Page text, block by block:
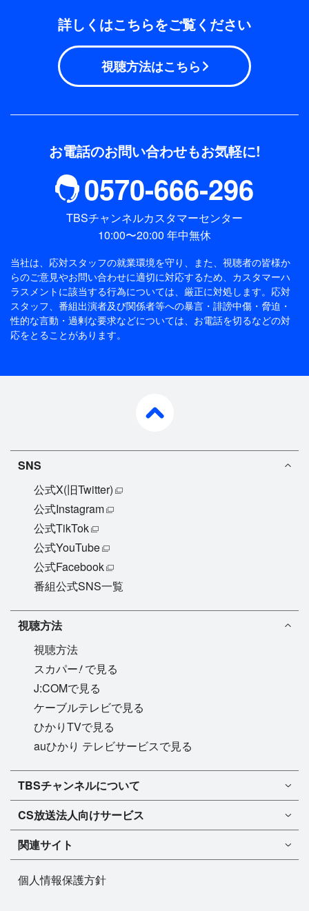
詳しくはこちらをご覧ください
視聴方法はこちら
お電話のお問い合わせもお気軽に!
0570-666-296
TBSチャンネルカスタマーセンター
10:00〜20:00 年中無休
当社は、応対スタッフの就業環境を守り、また、視聴者の皆様か
らのご意見やお問い合わせに適切に対応するため、 カスタマーハ
ラスメントに該当する行為については、厳正に対処します。応対
スタッフ、番組出演者及び関係者等への暴言・誹謗中傷・脅迫・
性的な言動・過剰な要求などについては、お電話を切るなどの対
応をとることがあります。
SNS
公式X(旧Twitter)
公式Instagram
公式TikTok
公式YouTube
公式Facebook
番組公式SNS一覧
視聴方法
視聴方法
スカパー!で見る
J:COMで見る
ケーブルテレビで見る
ひかりTVで見る
auひかり テレビサービスで見る
TBSチャンネル1
TBSチャンネル2
マンスリーガイド［PDF］
TBSチャンネルについて
TBSチャンネルについて
FAQ・よくあるご質問
インフォメーション
プレゼント
CS放送法人向けサービス
法人向けサービスについて
TBSチャンネル1
TBSチャンネル2
今月放送
ドラマ
バラエティ
音楽
関連サイト
BS-TBS
個人情報保護方針